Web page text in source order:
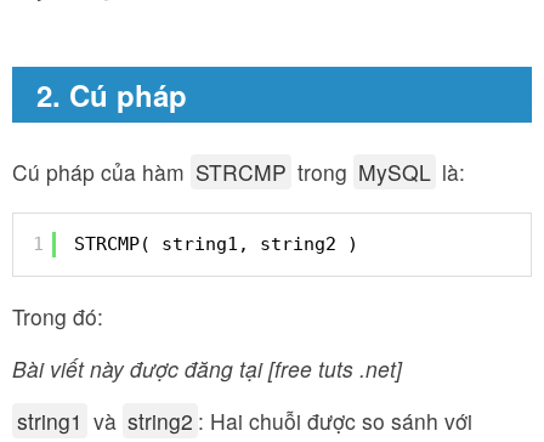
2. Cú pháp
Cú pháp của hàm STRCMP trong MySQL là:
1 STRCMP( string1, string2 )
Trong đó:
Bài viết này được đăng tại [free tuts .net]
string1 và string2 : Hai chuỗi được so sánh với